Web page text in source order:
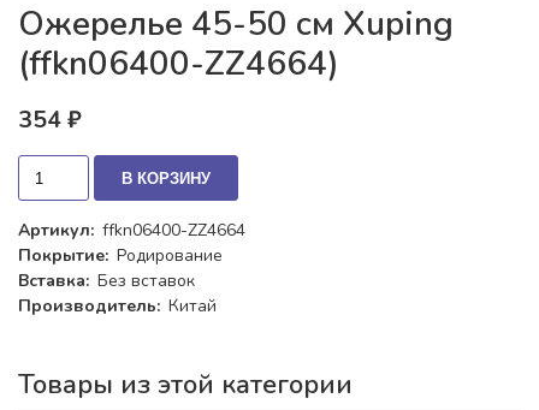
Ожерелье 45-50 см Xuping
(ffkn06400-ZZ4664)
354 ₽
В КОРЗИНУ
Артикул: ffkn06400-ZZ4664
Покрытие: Родирование
Вставка: Без вставок
Производитель: Китай
Товары из этой категории